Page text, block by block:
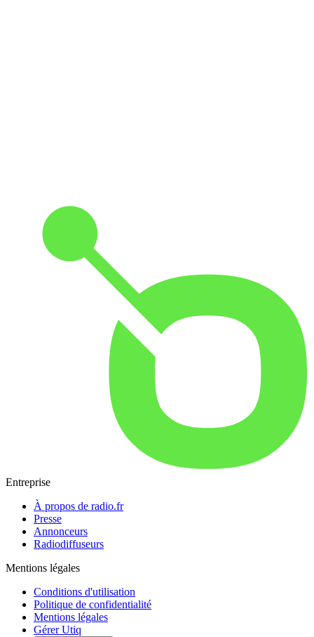
Entreprise
À propos de radio.fr
Presse
Annonceurs
Radiodiffuseurs
Mentions légales
Conditions d'utilisation
Politique de confidentialité
Mentions légales
Gérer Utiq